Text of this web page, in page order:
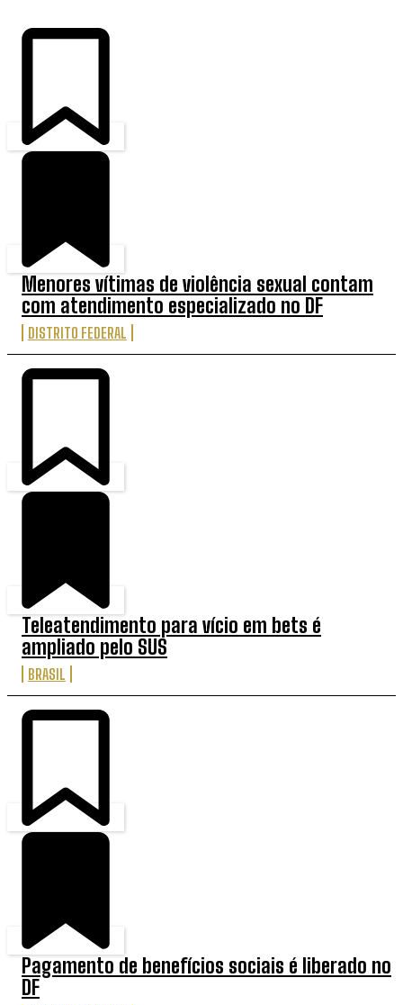
Menores vítimas de violência sexual contam
com atendimento especializado no DF
DISTRITO FEDERAL
Teleatendimento para vício em bets é
ampliado pelo SUS
BRASIL
Pagamento de benefícios sociais é liberado no
DF